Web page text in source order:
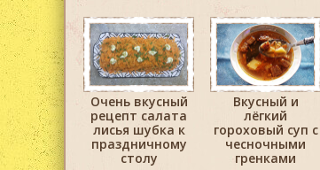
Очень вкусный
рецепт салата
лисья шубка к
праздничному
столу
Вкусный и
лёгкий
гороховый суп с
чесночными
гренками